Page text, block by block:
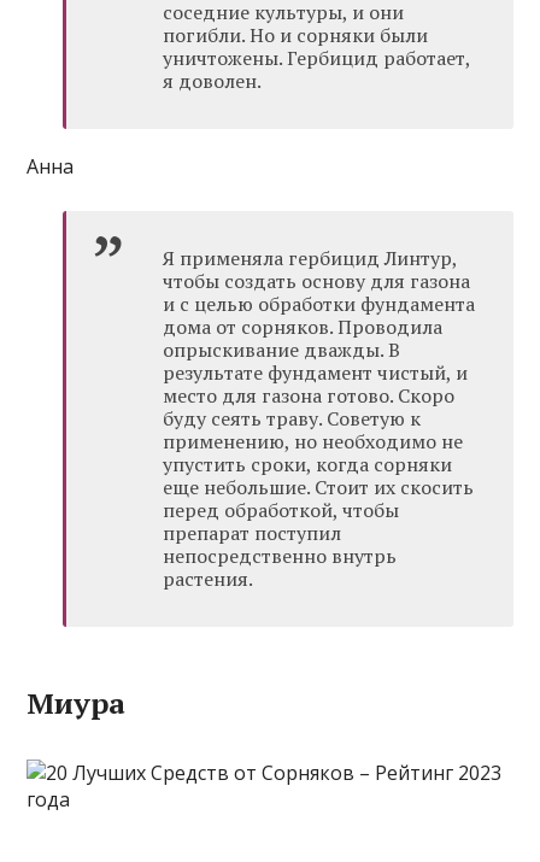
соседние культуры, и они
погибли. Но и сорняки были
уничтожены. Гербицид работает,
я доволен.
Анна
Я применяла гербицид Линтур,
чтобы создать основу для газона
и с целью обработки фундамента
дома от сорняков. Проводила
опрыскивание дважды. В
результате фундамент чистый, и
место для газона готово. Скоро
буду сеять траву. Советую к
применению, но необходимо не
упустить сроки, когда сорняки
еще небольшие. Стоит их скосить
перед обработкой, чтобы
препарат поступил
непосредственно внутрь
растения.
Миура